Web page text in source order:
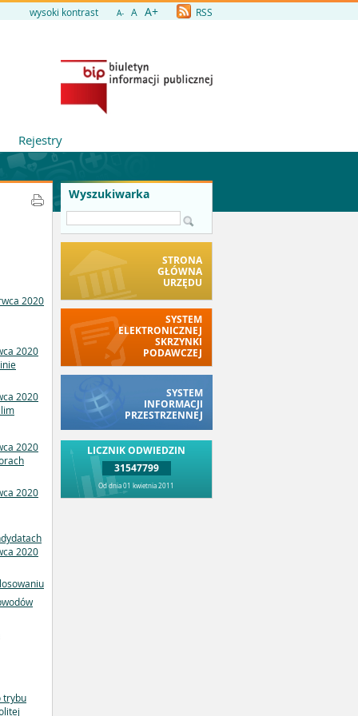
wysoki kontrast A- A A+ RSS
Rejestry
Wyszukiwarka
STRONA
GŁÓWNA
URZĘDU
SYSTEM
ELEKTRONICZNEJ
SKRZYNKI
PODAWCZEJ
SYSTEM
INFORMACJI
PRZESTRZENNEJ
LICZNIK ODWIEDZIN
31547799
Od dnia 01 kwietnia 2011
2020
2020
2020
2020
2020
2020
trybu